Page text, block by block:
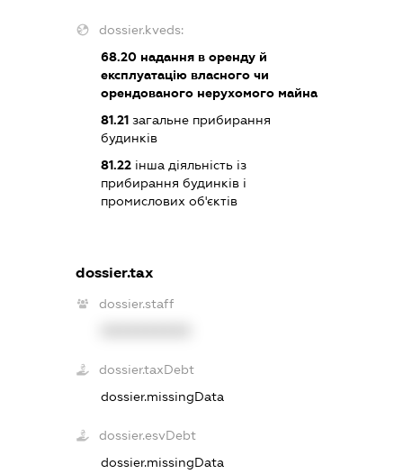
dossier.kveds:
68.20 надання в оренду й
експлуатацію власного чи
орендованого нерухомого майна
81.21 загальне прибирання
будинків
81.22 інша діяльність із
прибирання будинків і
промислових об'єктів
dossier.tax
dossier.staff
dossier.taxDebt
dossier.missingData
dossier.esvDebt
dossier.missingData